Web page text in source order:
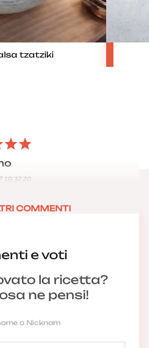
tzatziki
e voti
la ricetta?
ne pensi!
COMMENTI